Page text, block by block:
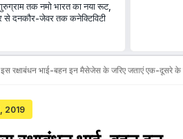
तक नमो भारत का नया रूट,
से दनकौर-जेवर तक कनेक्टिविटी
रक्षाबंधन भाई-बहन इन मैसेजेस के जरिए जताएं एक-दूसरे के
2019